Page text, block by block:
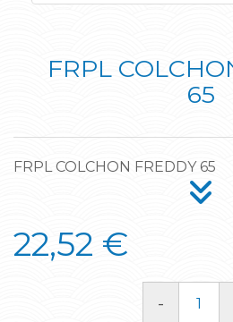
FRPL
65
FRPL COLCHON FREDDY 65
22,52 €
-